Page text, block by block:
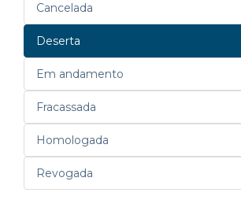
Cancelada
Deserta
Em andamento
Fracassada
Homologada
Revogada